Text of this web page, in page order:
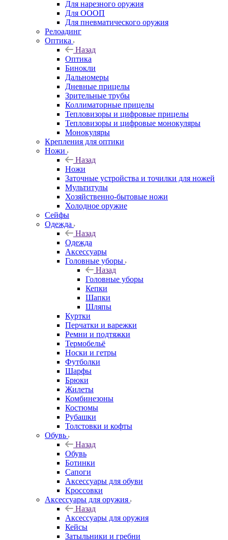
Для нарезного оружия
Для ОООП
Для пневматического оружия
Релоадинг
Оптика
Назад
Оптика
Бинокли
Дальномеры
Дневные прицелы
Зрительные трубы
Коллиматорные прицелы
Тепловизоры и цифровые прицелы
Тепловизоры и цифровые монокуляры
Монокуляры
Крепления для оптики
Ножи
Назад
Ножи
Заточные устройства и точилки для ножей
Мультитулы
Хозяйственно-бытовые ножи
Холодное оружие
Сейфы
Одежда
Назад
Одежда
Аксессуары
Головные уборы
Назад
Головные уборы
Кепки
Шапки
Шляпы
Куртки
Перчатки и варежки
Ремни и подтяжки
Термобельё
Носки и гетры
Футболки
Шарфы
Брюки
Жилеты
Комбинезоны
Костюмы
Рубашки
Толстовки и кофты
Обувь
Назад
Обувь
Ботинки
Сапоги
Аксессуары для обуви
Кроссовки
Аксессуары для оружия
Назад
Аксессуары для оружия
Кейсы
Затыльники и гребни